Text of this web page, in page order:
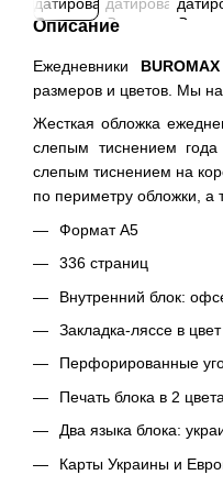
Описание
Ежедневники
размеров и цветов. Мы
Жесткая обложка
слепым тиснением
слепым тиснением на
по периметру обложки, а
Формат А5
336 страниц
Внутренний блок:
Закладка-ляссе в
Перфорированные
Печать блока в 2
Два языка блока:
Карты Украины и